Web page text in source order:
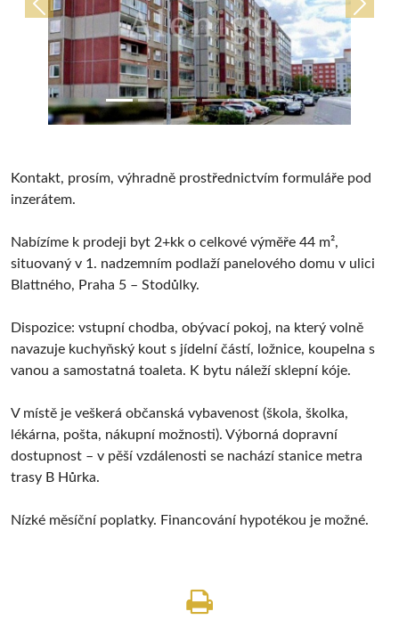
Předchozí Další
Kontakt, prosím, výhradně prostřednictvím formuláře pod
inzerátem.
Nabízíme k prodeji byt 2+kk o celkové výměře 44 m²,
situovaný v 1. nadzemním podlaží panelového domu v ulici
Blattného, Praha 5 – Stodůlky.
Dispozice: vstupní chodba, obývací pokoj, na který volně
navazuje kuchyňský kout s jídelní částí, ložnice, koupelna s
vanou a samostatná toaleta. K bytu náleží sklepní kóje.
V místě je veškerá občanská vybavenost (škola, školka,
lékárna, pošta, nákupní možnosti). Výborná dopravní
dostupnost – v pěší vzdálenosti se nachází stanice metra
trasy B Hůrka.
Nízké měsíční poplatky. Financování hypotékou je možné.